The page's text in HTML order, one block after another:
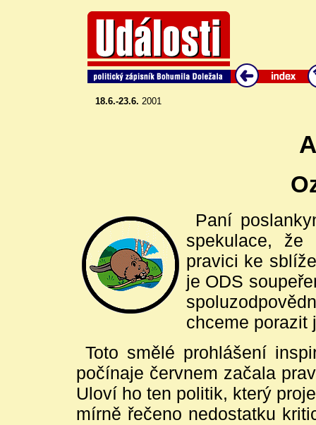
18.6.-23.6. 2001
Paní
spekulace,
pravici ke
je ODS
chceme porazit
Toto smělé prohlášení
počínaje červnem začala
Uloví ho ten politik, který
mírně řečeno nedostatku